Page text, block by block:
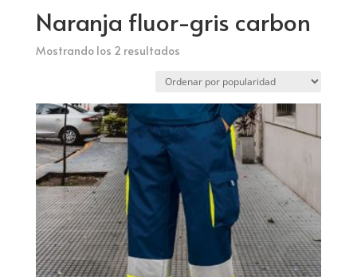
Naranja fluor-gris carbon
Mostrando los 2 resultadosOrdenado
popularidad